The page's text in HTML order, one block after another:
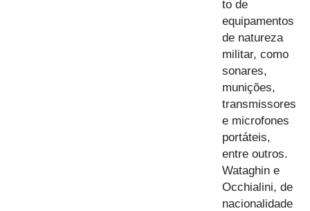
to de
equipamentos
de natureza
militar, como
sonares,
munições,
transmissores
e microfones
portáteis,
entre outros.
Wataghin e
Occhialini, de
nacionalidade